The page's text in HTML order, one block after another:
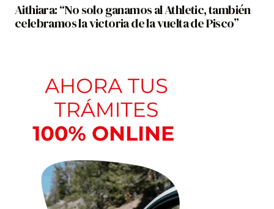
Aithiara: “No solo ganamos al Athletic, también
celebramos la victoria de la vuelta de Pisco”